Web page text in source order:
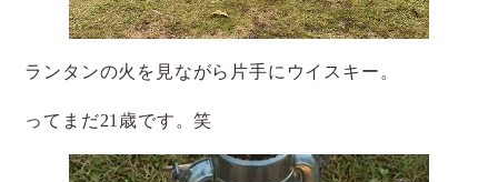
ランタンの火を見ながら片手にウイスキー。
ってまだ21歳です。笑